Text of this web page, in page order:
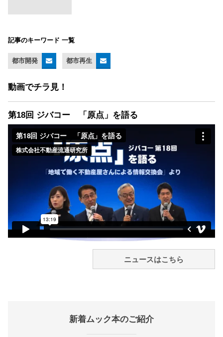
記事のキーワード 一覧
都市開発 都市再生
動画でチラ見！
第18回 ジバコー 「原点」を語る
ニュースはこちら
新着ムック本のご紹介